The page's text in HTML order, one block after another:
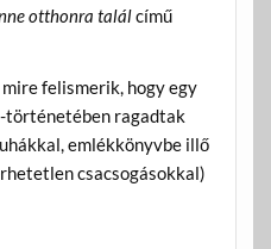
otthonra találcímű
felismerik, hogy egy
történetében ragadtak
emlékkönyvbe illő
csacsogásokkal)